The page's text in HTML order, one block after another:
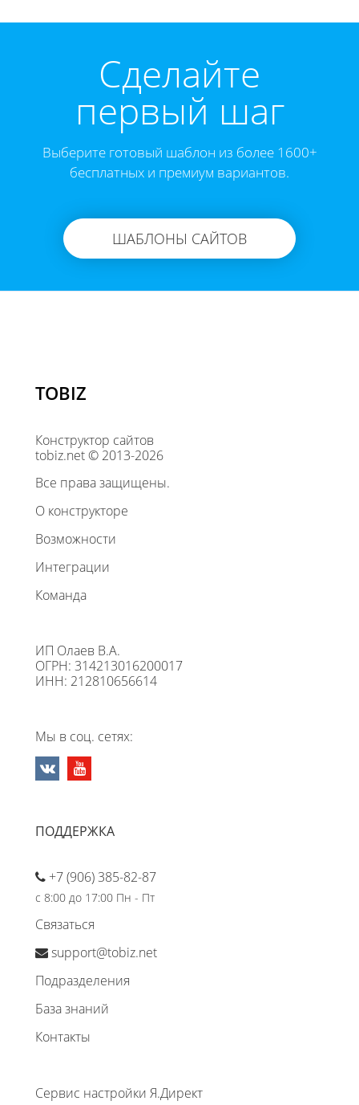
Cделайте
первый шаг
Выберите готовый шаблон из более 1600+
бесплатных и премиум вариантов.
ШАБЛОНЫ САЙТОВ
TOBIZ
Конструктор сайтов
tobiz.net © 2013-2026
Все права защищены.
О конструкторе
Возможности
Интеграции
Команда
ИП Олаев В.А.
ОГРН: 314213016200017
ИНН: 212810656614
Мы в соц. сетях:
ПОДДЕРЖКА
+7 (906) 385-82-87
с 8:00 до 17:00 Пн - Пт
Связаться
support@tobiz.net
Подразделения
База знаний
Контакты
Сервис настройки Я.Директ